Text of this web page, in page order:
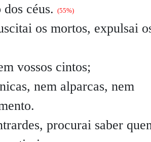
céus. (55%)
os mortos, expulsai
vossos cintos;
nem alparcas, nem
procurai saber